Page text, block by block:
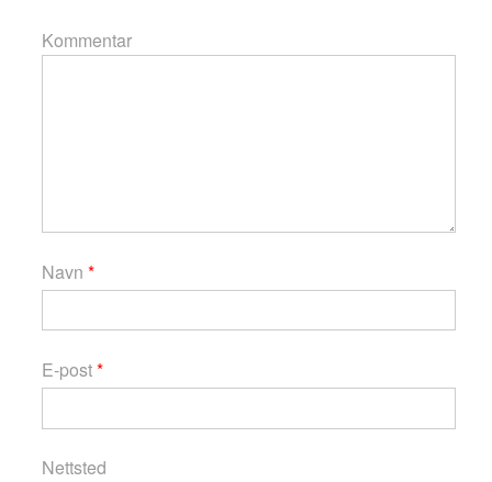
Kommentar
Navn *
E-post*
Nettsted